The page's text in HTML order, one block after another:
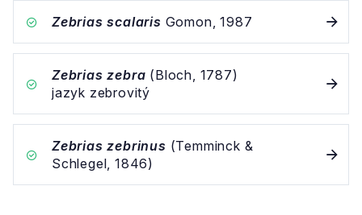
Zebrias scalaris Gomon, 1987
Zebrias zebra (Bloch, 1787)
jazyk zebrovitý
Zebrias zebrinus (Temminck &
Schlegel, 1846)